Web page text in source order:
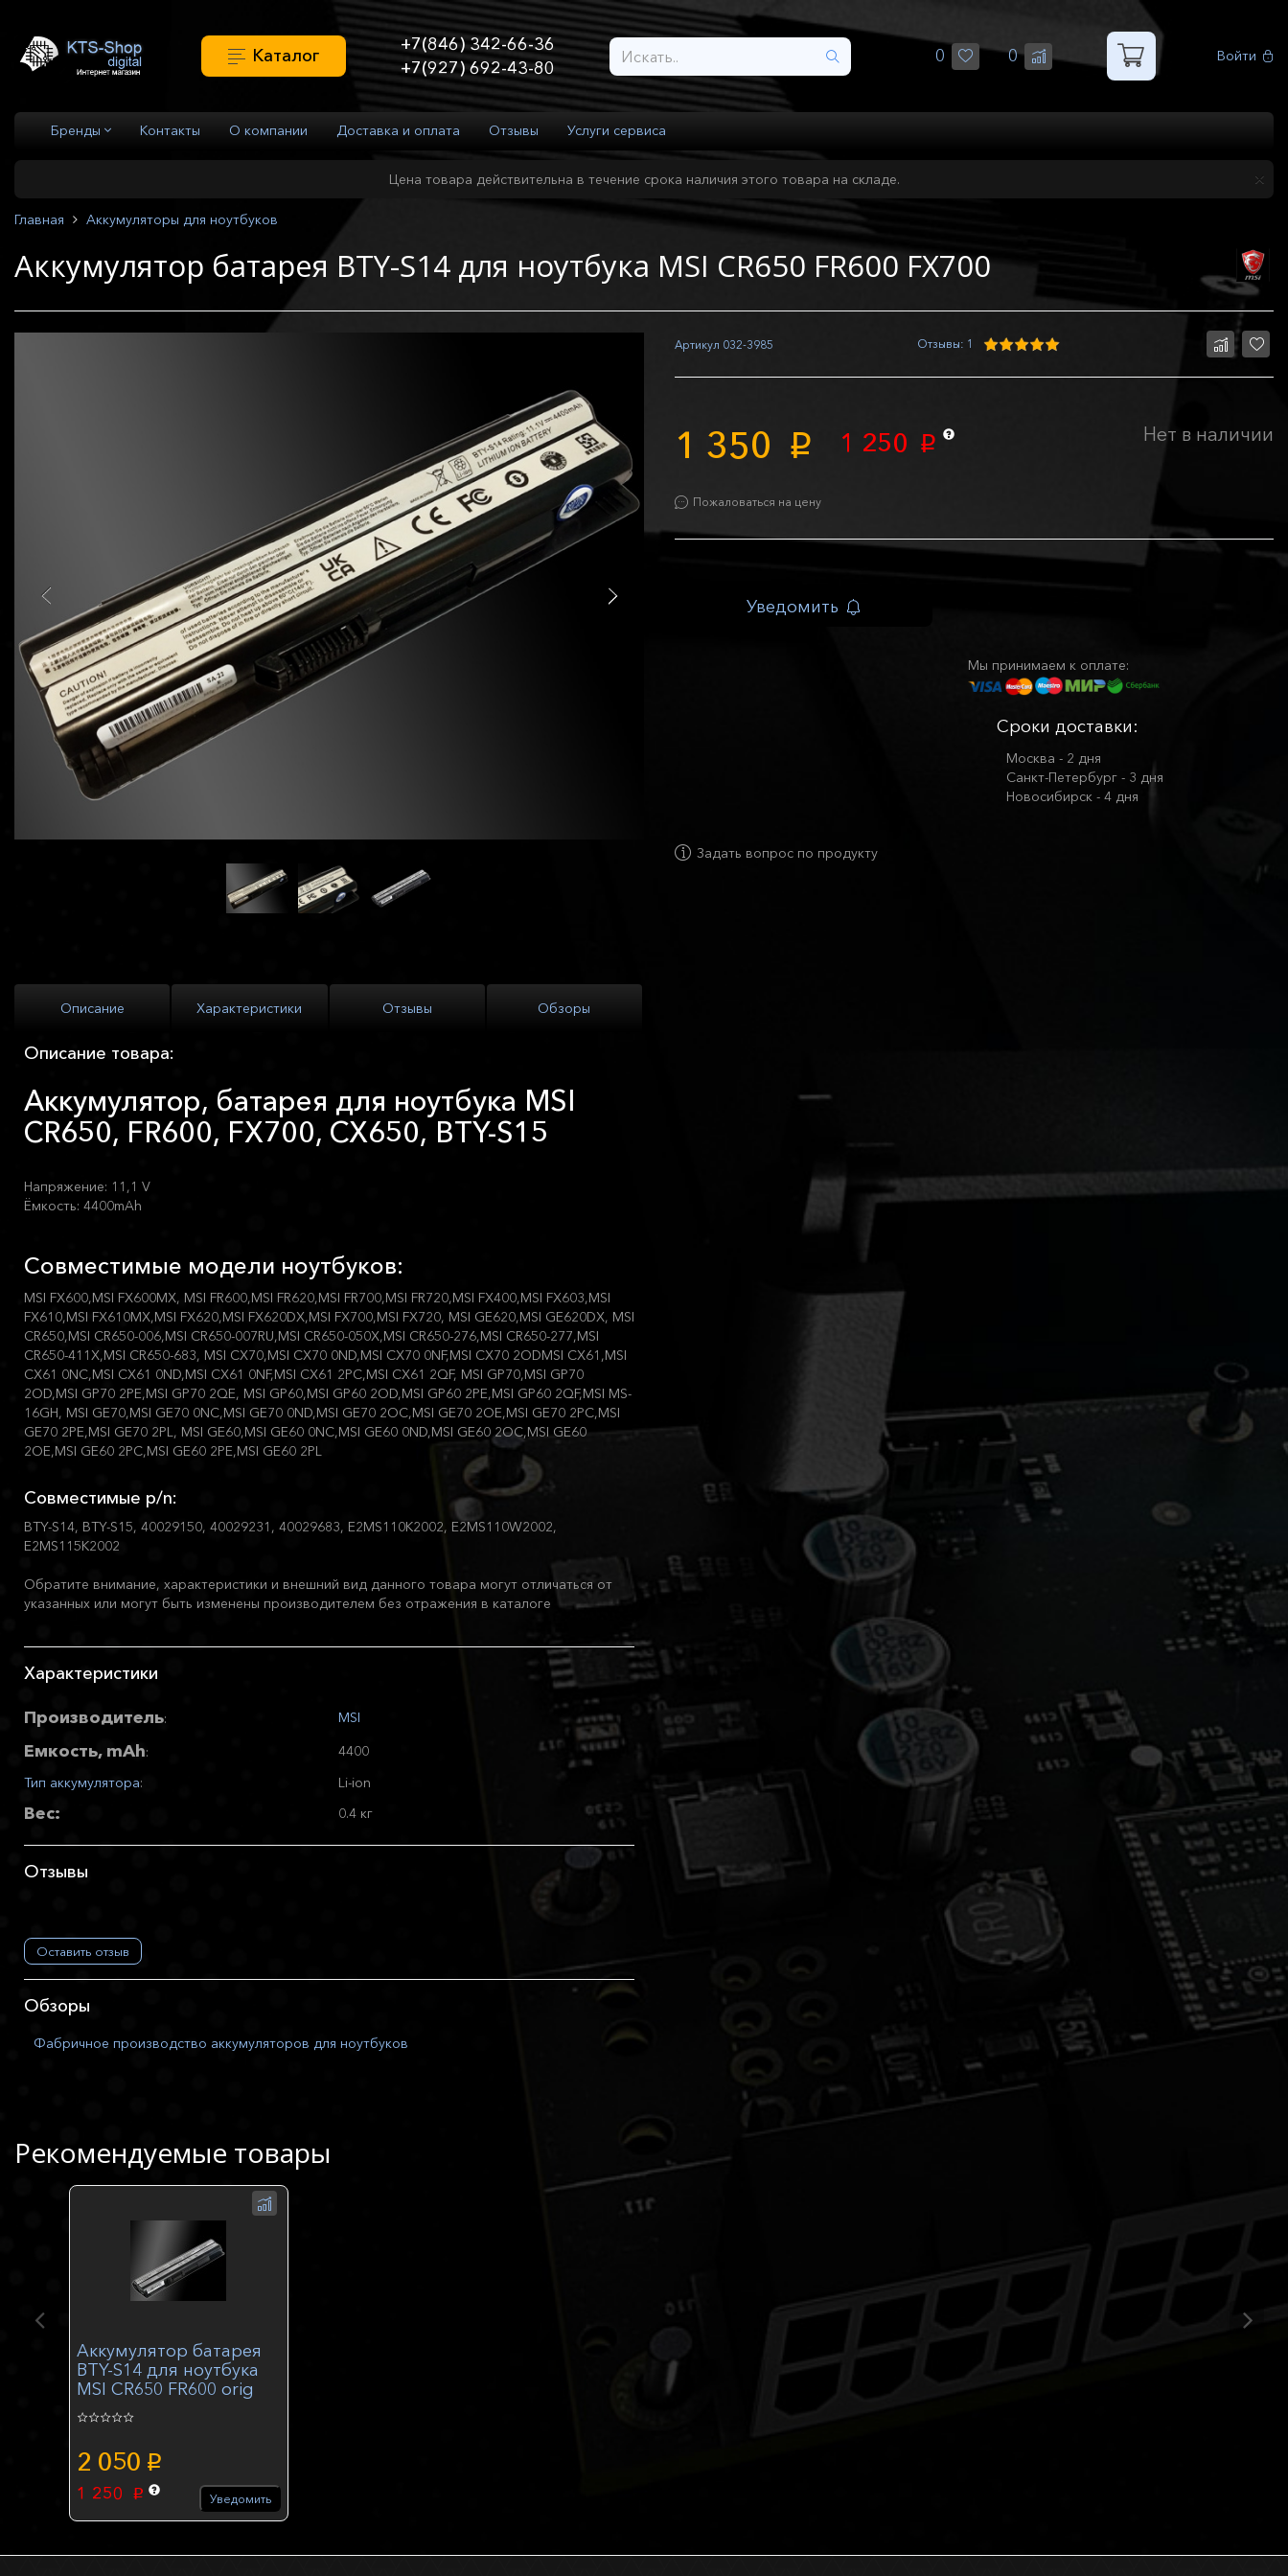
Каталог
+7(846) 342-66-36
+7(927) 692-43-80
0 0 Войти
Бренды Контакты О компании Доставка и оплата Отзывы Услуги сервиса
Цена товара действительна в течение срока наличия этого товара на складе.
Главная Аккумуляторы для ноутбуков
Аккумулятор батарея BTY-S14 для ноутбука MSI CR650 FR600 FX700
Артикул 032-3985 Отзывы: 1
1 350 p 1 250 p
Пожаловаться на цену
Нет в наличии
Уведомить
Мы принимаем к оплате:
Сроки доставки:
Москва - 2 дня
Санкт-Петербург - 3 дня
Новосибирск - 4 дня
Задать вопрос по продукту
Описание Характеристики Отзывы Обзоры
Описание товара:
Аккумулятор, батарея для ноутбука MSI
CR650, FR600, FX700, CX650, BTY-S15
Напряжение: 11,1 V
Ёмкость: 4400mAh
Совместимые модели ноутбуков:
MSI FX600,MSI FX600MX, MSI FR600,MSI FR620,MSI FR700,MSI FR720,MSI FX400,MSI FX603,MSI
FX610,MSI FX610MX,MSI FX620,MSI FX620DX,MSI FX700,MSI FX720, MSI GE620,MSI GE620DX, MSI
CR650,MSI CR650-006,MSI CR650-007RU,MSI CR650-050X,MSI CR650-276,MSI CR650-277,MSI
CR650-411X,MSI CR650-683, MSI CX70,MSI CX70 0ND,MSI CX70 0NF,MSI CX70 2ODMSI CX61,MSI
CX61 0NC,MSI CX61 0ND,MSI CX61 0NF,MSI CX61 2PC,MSI CX61 2QF, MSI GP70,MSI GP70
2OD,MSI GP70 2PE,MSI GP70 2QE, MSI GP60,MSI GP60 2OD,MSI GP60 2PE,MSI GP60 2QF,MSI MS-
16GH, MSI GE70,MSI GE70 0NC,MSI GE70 0ND,MSI GE70 2OC,MSI GE70 2OE,MSI GE70 2PC,MSI
GE70 2PE,MSI GE70 2PL, MSI GE60,MSI GE60 0NC,MSI GE60 0ND,MSI GE60 2OC,MSI GE60
2OE,MSI GE60 2PC,MSI GE60 2PE,MSI GE60 2PL
Совместимые p/n:
BTY-S14, BTY-S15, 40029150, 40029231, 40029683, E2MS110K2002, E2MS110W2002,
E2MS115K2002
Обратите внимание, характеристики и внешний вид данного товара могут отличаться от
указанных или могут быть изменены производителем без отражения в каталоге
Характеристики
Производитель: MSI
Емкость, mAh:
4400
Тип аккумулятора: Li-ion
Вес: 0.4 кг
Отзывы
Оставить отзыв
Обзоры
Фабричное производство аккумуляторов для ноутбуков
Рекомендуемые товары
Аккумулятор батарея
BTY-S14 для ноутбука
MSI CR650 FR600 orig
2 050 p
1 250 p Уведомить